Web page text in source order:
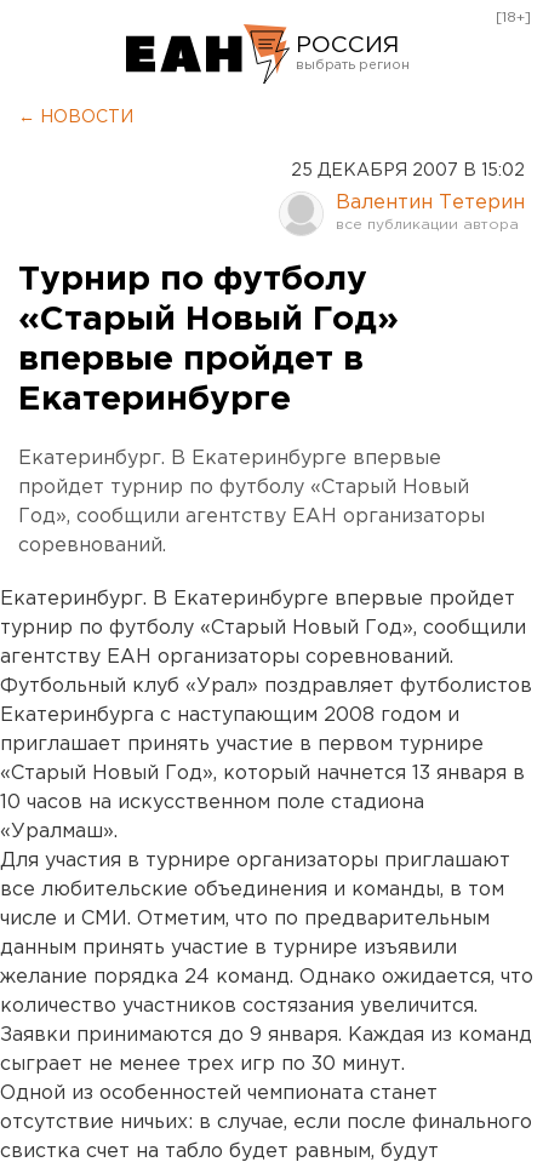
РОССИЯ
Курган
Оренбург
[18+]
← НОВОСТИ
25 ДЕКАБРЯ 2007 В 15:02
Валентин Тетерин
Турнир по футболу
«Старый Новый Год»
впервые пройдет в
Екатеринбурге
Екатеринбург. В Екатеринбурге впервые
пройдет турнир по футболу «Старый Новый
Год», сообщили агентству ЕАН организаторы
соревнований.
Екатеринбург. В Екатеринбурге впервые пройдет
турнир по футболу «Старый Новый Год», сообщили
агентству ЕАН организаторы соревнований.
Футбольный клуб «Урал» поздравляет футболистов
Екатеринбурга с наступающим 2008 годом и
приглашает принять участие в первом турнире
«Старый Новый Год», который начнется 13 января в
10 часов на искусственном поле стадиона
«Уралмаш».
Для участия в турнире организаторы приглашают
все любительские объединения и команды, в том
числе и СМИ. Отметим, что по предварительным
данным принять участие в турнире изъявили
желание порядка 24 команд. Однако ожидается, что
количество участников состязания увеличится.
Заявки принимаются до 9 января. Каждая из команд
сыграет не менее трех игр по 30 минут.
Одной из особенностей чемпионата станет
отсутствие ничьих: в случае, если после финального
свистка счет на табло будет равным, будут